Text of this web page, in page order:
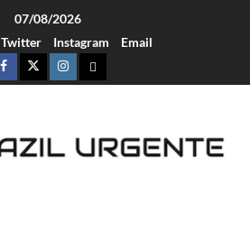
07/08/2026
Twitter Instagram Email